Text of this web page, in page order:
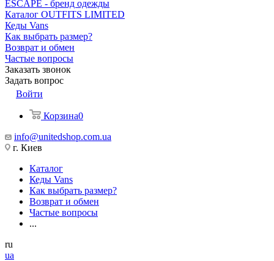
ESCAPE - бренд одежды
Каталог OUTFITS LIMITED
Кеды Vans
Как выбрать размер?
Возврат и обмен
Частые вопросы
Заказать звонок
Задать вопрос
Войти
Корзина0
info@unitedshop.com.ua
г. Киев
Каталог
Кеды Vans
Как выбрать размер?
Возврат и обмен
Частые вопросы
...
ru
ua